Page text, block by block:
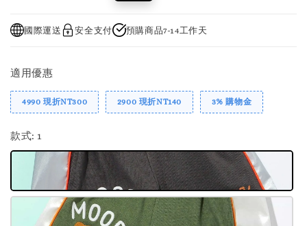
國際運送 安全支付 預購商品7-14工作天
適用優惠
4990 現折NT300 2900 現折NT140 3% 購物金
款式: 1